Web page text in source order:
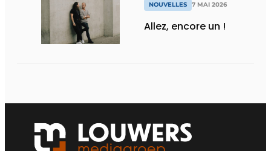
NOUVELLES 7 MAI 2026
Allez, encore un !